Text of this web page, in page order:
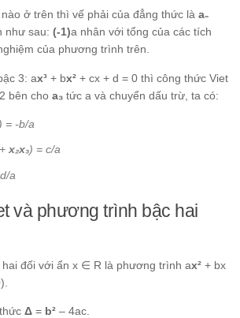
ở trên thì vế phải của đẳng thức là a₋
như sau: (-1)a nhân với tổng của các tích
của phương trình trên.
3: ax³ + bx² + cx + d = 0 thì công thức Viet
bên cho a₃ tức a và chuyển dấu trừ, ta có:
) = -b/a
+ x₂x₃) = c/a
a
và phương trình bậc hai
đối với ẩn x ∈ R là phương trình ax² + bx
Δ = b² – 4ac.